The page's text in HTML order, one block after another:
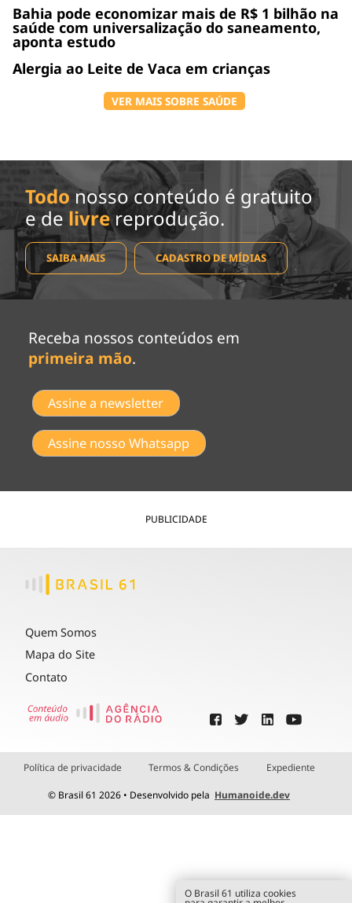
Bahia pode economizar mais de R$ 1 bilhão na
saúde com universalização do saneamento,
aponta estudo
Alergia ao Leite de Vaca em crianças
VER MAIS SOBRE SAÚDE
Todo nosso conteúdo é gratuito
e de livrereprodução.
SAIBA MAIS CADASTRO DE MÍDIAS
Receba nossos conteúdos em
primeira mão.
Assine a newsletter
Assine nosso Whatsapp
PUBLICIDADE
Quem Somos
Mapa do Site
Contato
Política de privacidade Termos & Condições Expediente
© Brasil 61 2026 • Desenvolvido pela Humanoide.dev
O Brasil 61 utiliza cookies